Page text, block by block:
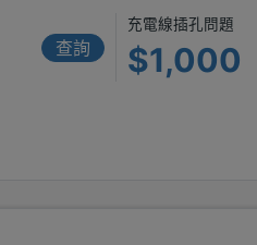
查詢
充電線插孔問題
$1,000